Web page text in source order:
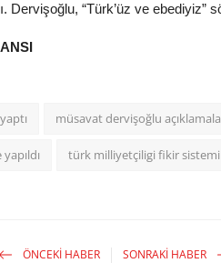
Dervişoğlu, “Türk’üz ve ebediyiz”
müsavat dervişoğlu
türk milliyetçiligi fikir
ÖNCEKI HABER SONRAKI HABER